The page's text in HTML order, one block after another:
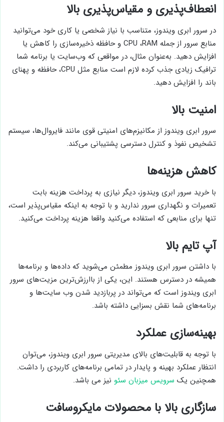
انعطاف‌پذیری و مقیاس‌پذیری بالا
در سرور ابری ویندوز، متناسب با نیاز شخصی یا کاری خود می‌توانید
منابع سرور از جمله CPU ،RAM و حافظه ذخیره‌سازی را کاهش یا
افزایش دهید. به‌عنوان مثال، در مواقعی که وب‌سایت یا برنامه‌ شما
ترافیک زیادی جذب کرده لازم است منابع مثل CPU، حافظه و پهنای
باند را افزایش دهید.
امنیت بالا
سرور ابری ویندوز از مکانیزم‌های امنیتی قوی مانند فایروال‌ها، سیستم
تشخیص نفوذ و کنترل دسترسی پشتیبانی می‌کند.
کاهش هزینه‌ها
با خرید سرور ابری ویندوز، دیگر نیازی به پرداخت هزینه بابت
تعمیرات و نگهداری سرور ندارید و با توجه به اینکه مقیاس‌پذیر است،
تنها برای منابعی که استفاده می‌کنید واقعا هزینه پرداخت می‌کنید.
آپ تایم بالا
با داشتن سرور ابری ویندوز مطمئن می‌شوید که داده‌ها و برنامه‌ها
همیشه در دسترس هستند. این،‌ یکی از باارزش‌ترین مزیت‌های سرور
ابری ویندوز است که می‌تواند در پربازدید شدن وب‌ سایت‌ها و
برنامه‌های شما نقش بسزایی داشته باشد.
بهینه‌سازی عملکرد
با توجه به قابلیت‌های بالای مدیریتی سرور ابری ویندوز، می‌توان
انتظار عملکرد بهینه و پایدار در تمامی برنامه‌های کاربردی را داشت.
همچنین یک سرویس میزبان سئو نیز می باشد.
سازگاری بالا با محصولات مایکروسافت